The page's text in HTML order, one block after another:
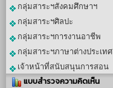
กลุ่มสาระฯสังคมศึกษาฯ
กลุ่มสาระฯศิลปะ
กลุ่มสาระฯการงานอาชีพ
กลุ่มสาระฯภาษาต่างประเทศ
เจ้าหน้าที่สนับสนุนการสอน
แบบสำรวจความคิดเห็น